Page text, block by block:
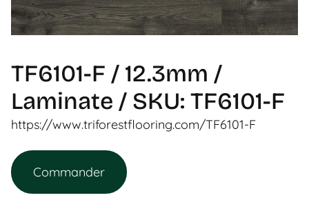
TF6101-F / 12.3mm /
Laminate / SKU: TF6101-F
https://www.triforestflooring.com/TF6101-F
Commander